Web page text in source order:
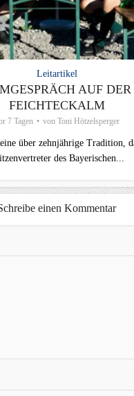
Leitartikel
AUF DER
FEICHTECKALM
7 Tagen von Toni Hötzelsperger
über zehnjährige Tradition,
des Bayerischen...
einen Kommentar